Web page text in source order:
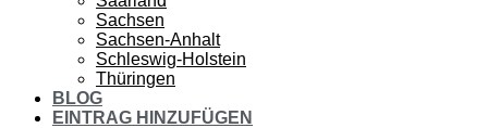
Sachsen
Sachsen-Anhalt
Schleswig-Holstein
Thüringen
BLOG
EINTRAG HINZUFÜGEN